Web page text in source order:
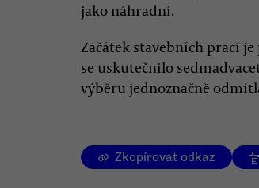
jako náhradní.
Začátek stavebních prací
se uskutečnilo
výběru jednoznačně
Zkopírovat odkaz